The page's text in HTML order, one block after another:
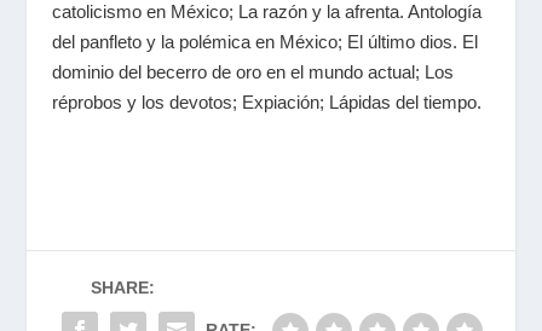
catolicismo en México; La razón y la afrenta. Antología
del panfleto y la polémica en México; El último dios. El
dominio del becerro de oro en el mundo actual; Los
réprobos y los devotos; Expiación; Lápidas del tiempo.
SHARE: